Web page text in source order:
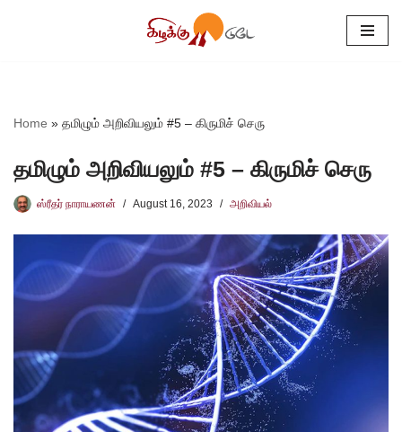
Home » தமிழும் அறிவியலும் #5 – கிருமிச் செரு
தமிழும் அறிவியலும் #5 – கிருமிச் செரு
ஸ்ரீதர் நாராயணன் August 16, 2023 அறிவியல்